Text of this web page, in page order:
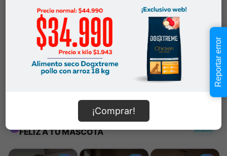
-
Añadir al carrito
Información de envío
¡Comprar!
Reportar error